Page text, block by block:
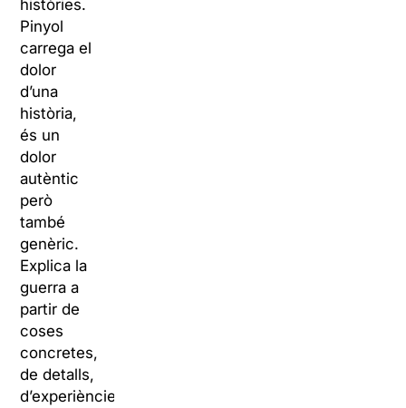
històries.
Pinyol
carrega el
dolor
d’una
història,
és un
dolor
autèntic
però
també
genèric.
Explica la
guerra a
partir de
coses
concretes,
de detalls,
d’experiències